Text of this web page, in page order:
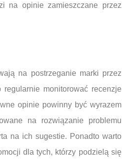
na opinie zamieszczane przez
na postrzeganie marki przez
monitorować recenzje
opinie powinny być wyrazem
na rozwiązanie problemu
na ich sugestie. Ponadto warto
dla tych, którzy podzielą się